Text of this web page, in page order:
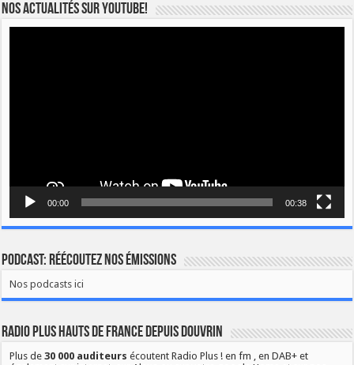
Nos actualités sur YOUTUBE!
00:00 00:38
Podcast: Réécoutez nos émissions
Nos podcasts ici
Radio Plus Hauts de France depuis Douvrin
Plus de30 000 auditeurs écoutent Radio Plus ! en fm , en DAB+ et